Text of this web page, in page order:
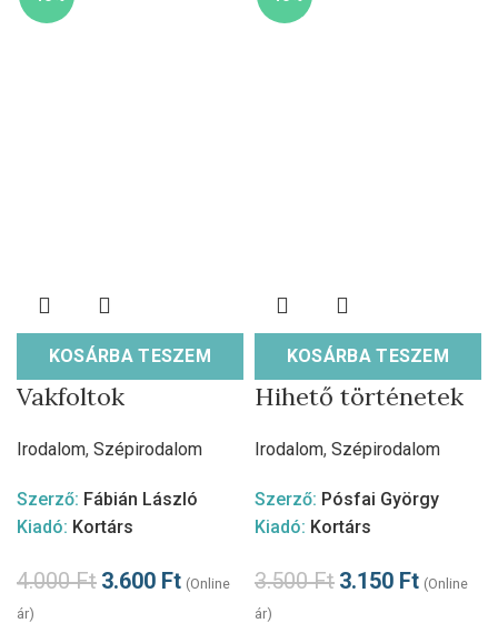
KOSÁRBA TESZEM
Vakfoltok
Irodalom, Szépirodalom
Szerző: Fábián László
Kiadó: Kortárs
4.000Ft 3.600 Ft (Online
ár)
KOSÁRBA TESZEM
Hihető történetek
Irodalom, Szépirodalom
Szerző: Pósfai György
Kiadó: Kortárs
3.500Ft 3.150 Ft (Online
ár)